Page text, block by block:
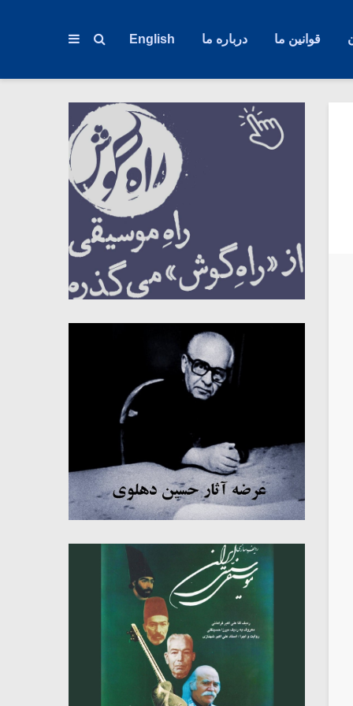
قوانین ما درباره ما English
میکلوش روژا